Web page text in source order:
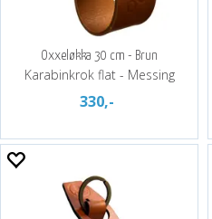
Oxxeløkka 30 cm - Brun
Karabinkrok flat - Messing
330,-